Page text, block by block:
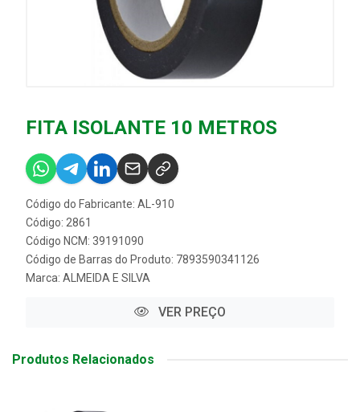
FITA ISOLANTE 10 METROS
Código do Fabricante: AL-910
Código: 2861
Código NCM: 39191090
Código de Barras do Produto: 7893590341126
Marca: ALMEIDA E SILVA
VER PREÇO
Produtos Relacionados